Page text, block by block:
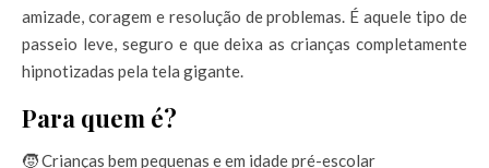
amizade, coragem e resolução de problemas. É aquele tipo de
passeio leve, seguro e que deixa as crianças completamente
hipnotizadas pela tela gigante.
Para quem é?
🧒Crianças bem pequenas e em idade pré-escolar